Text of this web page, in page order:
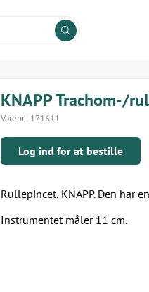
KNAPP Trachom-/
Varenr.: 171611
Log ind for at bestille
Rullepincet, KNAPP. Den har
Instrumentet måler 11 cm.